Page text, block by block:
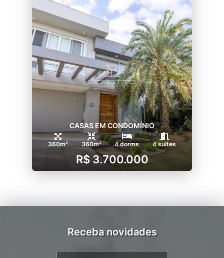
CASAS EM CONDOMÍNIO
360m² 360m² 4 dorms 4 suítes
R$ 3.700.000
Receba novidades